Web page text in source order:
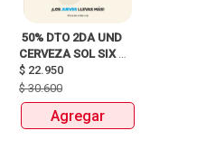
50% DTO 2DA UND
CERVEZA SOL SIX
PACK
$ 22.950
$30.600
Agregar